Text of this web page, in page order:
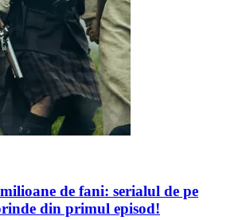
de fani: serialul de pe
din primul episod!